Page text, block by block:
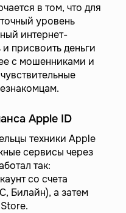
в том, что для
уровень
интернет-
присвоить деньги
с мошенниками и
Apple ID
техники Apple
сервисы через
так:
со счета
Билайн), а затем